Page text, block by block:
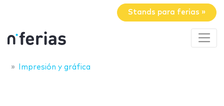
Stands para ferias »
Impresión y gráfica